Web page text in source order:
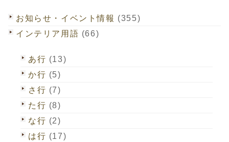
お知らせ・イベント情報 (355)
インテリア用語 (66)
あ行 (13)
か行 (5)
さ行 (7)
た行 (8)
な行 (2)
は行 (17)